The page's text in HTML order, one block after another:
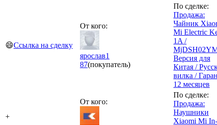
😄Ссылка на сделку
От кого:
ярослав1
87(покупатель)
По сделке:
Продажа:
Чайник
Mi Electric
1A /
Версия для
Китая /
вилка /
12 месяцев
+
От кого:
По сделке:
Продажа:
Наушники
Xiaomi Mi